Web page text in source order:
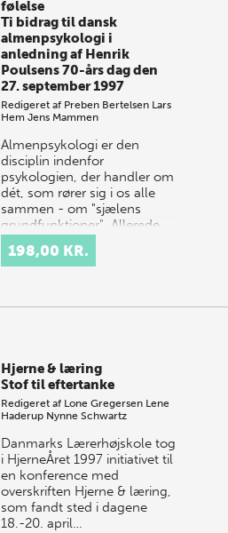
følelse
Ti bidrag til dansk
almenpsykologi i
anledning af Henrik
Poulsens 70-års dag den
27. september 1997
Redigeret af Preben Bertelsen Lars
Hem Jens Mammen
Almenpsykologi er den
disciplin indenfor
psykologien, der handler om
dét, som rører sig i os alle
sammen - om "sjælens
grundfunktioner". Allerede
198,00 KR.
Hjerne & læring
Stof til eftertanke
Redigeret af Lone Gregersen Lene
Haderup Nynne Schwartz
Danmarks Lærerhøjskole tog
i HjerneÅret 1997 initiativet til
en konference med
overskriften Hjerne & læring,
som fandt sted i dagene
18.-20. april…